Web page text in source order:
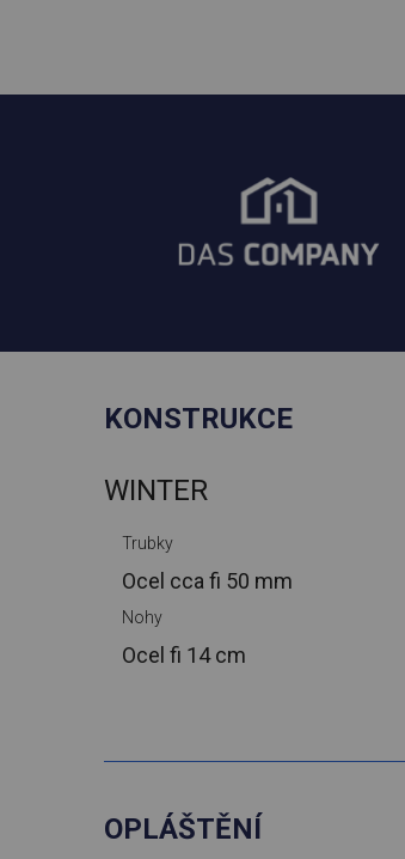
KONSTRUKCE
WINTER
Trubky
Ocel cca fi 50 mm
Nohy
Ocel fi 14 cm
OPLÁŠTĚNÍ